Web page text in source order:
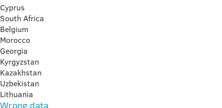
Cyprus
South Africa
Belgium
Morocco
Georgia
Kyrgyzstan
Kazakhstan
Uzbekistan
Lithuania
Wrong data